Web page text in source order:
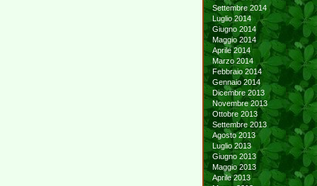
Settembre 2014
Luglio 2014
Giugno 2014
Maggio 2014
Aprile 2014
Marzo 2014
Febbraio 2014
Gennaio 2014
Dicembre 2013
Novembre 2013
Ottobre 2013
Settembre 2013
Agosto 2013
Luglio 2013
Giugno 2013
Maggio 2013
Aprile 2013